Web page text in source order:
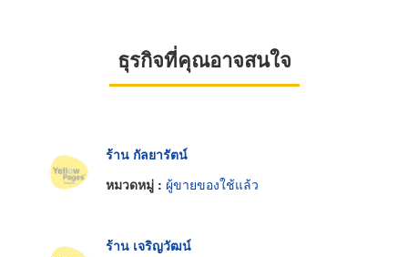
ธุรกิจที่คุณอาจสนใจ
ร้าน กัลยารัตน์
หมวดหมู่ : ผู้ขายของใช้แล้ว
ร้าน เจริญวัฒน์